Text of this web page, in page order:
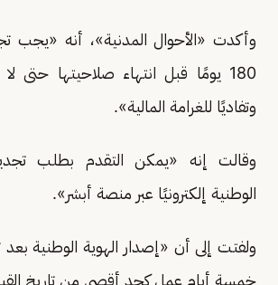
وأكدت «الأحوال المدنية»، أنه «يجب
180 يومًا قبل انتهاء صلاحيتها
وتفاديًا للغرامة المالية».
وقالت إنه «يمكن التقدم بطلب
الوطنية إلكترونيًا عبر منصة أبشر».
ولفتت إلى أن «إصدار الهوية الوطنية
خمسة أيام عمل كحد أقصى من تاريخ